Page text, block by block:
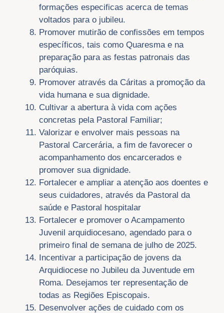
formações especificas acerca de temas
voltados para o jubileu.
Promover mutirão de confissões em tempos
específicos, tais como Quaresma e na
preparação para as festas patronais das
paróquias.
Promover através da Cáritas a promoção da
vida humana e sua dignidade.
Cultivar a abertura à vida com ações
concretas pela Pastoral Familiar;
Valorizar e envolver mais pessoas na
Pastoral Carcerária, a fim de favorecer o
acompanhamento dos encarcerados e
promover sua dignidade.
Fortalecer e ampliar a atenção aos doentes e
seus cuidadores, através da Pastoral da
saúde e Pastoral hospitalar
Fortalecer e promover o Acampamento
Juvenil arquidiocesano, agendado para o
primeiro final de semana de julho de 2025.
Incentivar a participação de jovens da
Arquidiocese no Jubileu da Juventude em
Roma. Desejamos ter representação de
todas as Regiões Episcopais.
Desenvolver ações de cuidado com os